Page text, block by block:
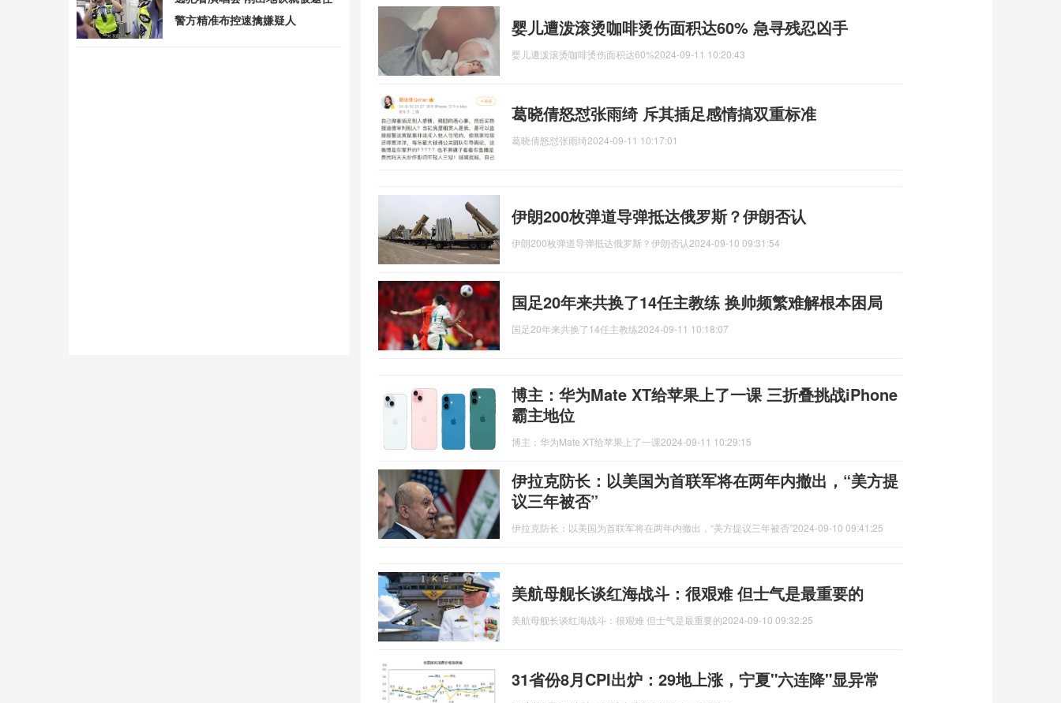
婴儿遭泼滚烫咖啡烫伤面积达60% 急寻残忍凶手
婴儿遭泼滚烫咖啡烫伤面积达60%2024-09-11 10:20:43
葛晓倩怒怼张雨绮 斥其插足感情搞双重标准
葛晓倩怒怼张雨绮2024-09-11 10:17:01
伊朗200枚弹道导弹抵达俄罗斯？伊朗否认
伊朗200枚弹道导弹抵达俄罗斯？伊朗否认2024-09-10 09:31:54
国足20年来共换了14任主教练 换帅频繁难解根本困局
国足20年来共换了14任主教练2024-09-11 10:18:07
博主：华为Mate XT给苹果上了一课 三折叠挑战iPhone
霸主地位
博主：华为Mate XT给苹果上了一课2024-09-11 10:29:15
伊拉克防长：以美国为首联军将在两年内撤出，“美方提
议三年被否”
伊拉克防长：以美国为首联军将在两年内撤出，“美方提议三年被否”2024-09-10 09:41:25
美航母舰长谈红海战斗：很艰难 但士气是最重要的
美航母舰长谈红海战斗：很艰难 但士气是最重要的2024-09-10 09:32:25
31省份8月CPI出炉：29地上涨，宁夏"六连降"显异常
警方精准布控速擒嫌疑人